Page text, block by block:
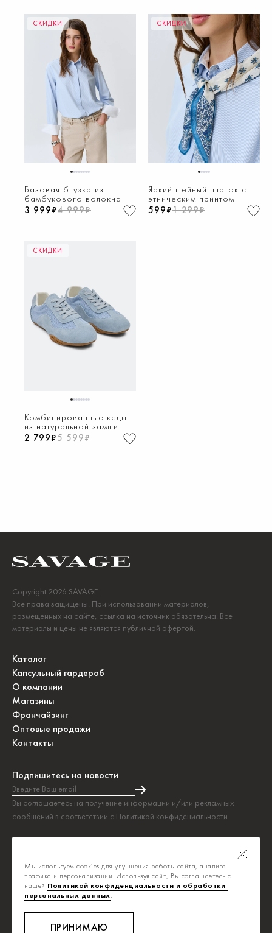
СКИДКИ
12345678
Базовая блузка из
бамбукового волокна
3 999₽4 999₽
СКИДКИ
12345
Яркий шейный платок с
этническим принтом
599₽1 299₽
СКИДКИ
12345678
Комбинированные кеды
из натуральной замши
2 799₽5 599₽
Copyright 2026 SAVAGE
Все права защищены. При использовании материалов,
размещённых на сайте, ссылка на источник обязательна. Все
материалы и цены не являются публичной офертой.
Каталог
Капсульный гардероб
О компании
Магазины
Франчайзинг
Оптовые продажи
Контакты
Подпишитесь на новости
Введите Ваш email
Вы соглашаетесь на получение информации и/или рекламных
сообщений в соответствии с Политикой конфидециальности
Подписка на новости прошла успешно!
Политика конфиденциальности
Публичная оферта
8-800-700-0392
Мы используем cookies для улучшения работы сайта, анализа
трафика и персонализации. Используя сайт, Вы соглашаетесь с
нашей Политикой конфиденциальности и обработки
персональных данных.
ПРИНИМАЮ